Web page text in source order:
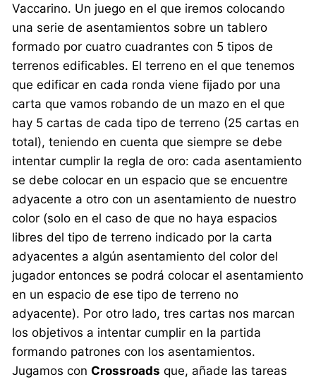
Vaccarino. Un juego en el que iremos colocando
una serie de asentamientos sobre un tablero
formado por cuatro cuadrantes con 5 tipos de
terrenos edificables. El terreno en el que tenemos
que edificar en cada ronda viene fijado por una
carta que vamos robando de un mazo en el que
hay 5 cartas de cada tipo de terreno (25 cartas en
total), teniendo en cuenta que siempre se debe
intentar cumplir la regla de oro: cada asentamiento
se debe colocar en un espacio que se encuentre
adyacente a otro con un asentamiento de nuestro
color (solo en el caso de que no haya espacios
libres del tipo de terreno indicado por la carta
adyacentes a algún asentamiento del color del
jugador entonces se podrá colocar el asentamiento
en un espacio de ese tipo de terreno no
adyacente). Por otro lado, tres cartas nos marcan
los objetivos a intentar cumplir en la partida
formando patrones con los asentamientos.
Jugamos conCrossroads que, añade las tareas